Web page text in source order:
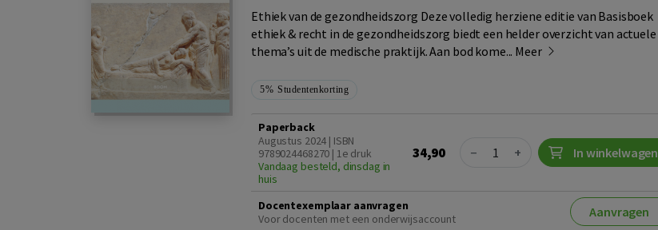
Ethiek van de gezondheidszorg Deze volledig herziene editie van Basisboek
ethiek & recht in de gezondheidszorg biedt een helder overzicht van actuele
thema’s uit de medische praktijk. Aan bod kome... Meer
5% Studentenkorting
Paperback
Augustus 2024 | ISBN
9789024468270 | 1e druk
Vandaag besteld, dinsdag in
huis
34,90 Quantity
− + In winkelwagen
Docentexemplaar aanvragen
Voor docenten met een onderwijsaccount
Aanvragen